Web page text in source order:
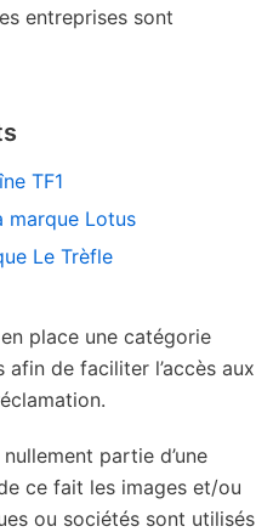
entreprises sont
TF1
marque Lotus
Le Trèfle
place une catégorie
de faciliter l’accès aux
partie d’une
ce fait les images et/ou
ou sociétés sont utilisés